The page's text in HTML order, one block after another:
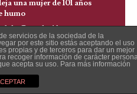
una mujer de 101 años
humo
de Cine de Almagro vive sus
la gala de premios y la
colchones en la A-4 a la
a cortar la autovía durante
servicios de la sociedad de la
por este sitio estás aceptando el uso
propias y de terceros para dar un mejor
recoger información de carácter
acepta su uso. Para más información